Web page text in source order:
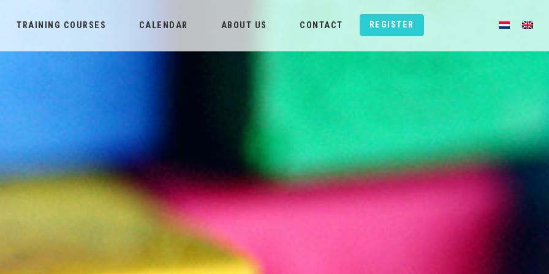
TRAINING COURSES CALENDAR ABOUT US CONTACT REGISTER